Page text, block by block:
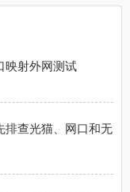
映射外网测试
排查光猫、网口和无